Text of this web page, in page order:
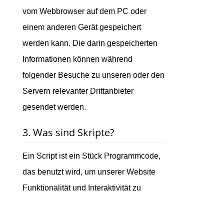
vom Webbrowser auf dem PC oder
einem anderen Gerät gespeichert
werden kann. Die darin gespeicherten
Informationen können während
folgender Besuche zu unseren oder den
Servern relevanter Drittanbieter
gesendet werden.
3. Was sind Skripte?
Ein Script ist ein Stück Programmcode,
das benutzt wird, um unserer Website
Funktionalität und Interaktivität zu